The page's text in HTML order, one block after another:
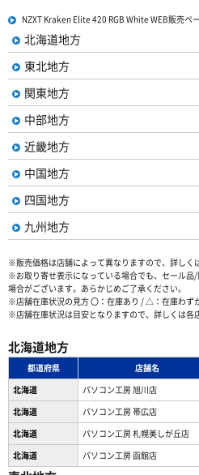
NZXT Kraken Elite 420 RGB White WEB販売ペ
北海道地方
東北地方
関東地方
中部地方
近畿地方
中国地方
四国地方
九州地方
※販売価格は店舗によって異なりますので、詳しく
※お取り寄せ表示になっている場合でも、セール品
場合がございます。あらかじめご了承ください。
※店舗在庫状況の見方 〇：在庫あり / △：在庫わず
※店舗在庫状況は目安となりますので、詳しくは各
北海道地方
都道府県 店舗名
北海道
パソコン工房 旭川店
北海道
パソコン工房 帯広店
北海道
パソコン⼯房 札幌美しが丘店
北海道
パソコン工房 函館店